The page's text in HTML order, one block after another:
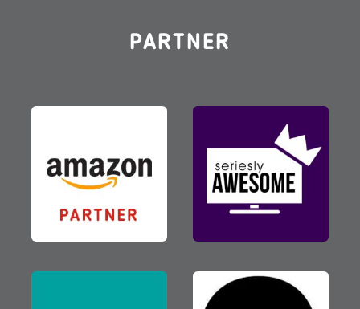
PARTNER